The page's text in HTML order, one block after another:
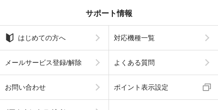
サポート情報
はじめての方へ 対応機種一覧
メールサービス登録/解除 よくある質問
お問い合わせ ポイント表示設定